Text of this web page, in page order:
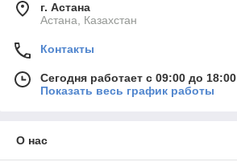
г. Астана
Астана, Казахстан
Контакты
Сегодня работает с 09:00 до 18:00
Показать весь график работы
О нас